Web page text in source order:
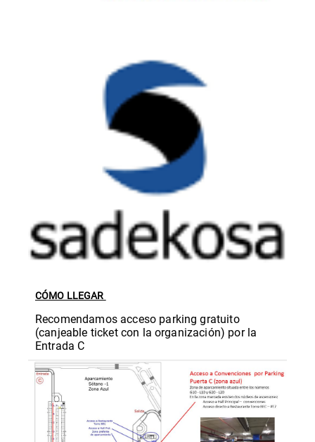
CÓMO LLEGAR
Recomendamos acceso parking gratuito
(canjeable ticket con la organización) por la
Entrada C